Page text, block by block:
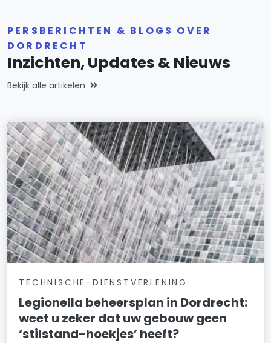
PERSBERICHTEN & BLOGS OVER
DORDRECHT
Inzichten, Updates & Nieuws
Bekijk alle artikelen
TECHNISCHE-DIENSTVERLENING
Legionella beheersplan in Dordrecht:
weet u zeker dat uw gebouw geen
‘stilstand-hoekjes’ heeft?